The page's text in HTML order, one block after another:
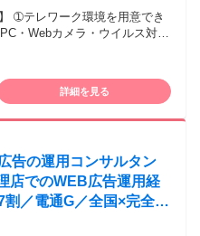
しています。
時間：1ヶ月あたり45時間）
については別途残業代を支給
払われるその他手当金額：あ
➀テレワーク環境を用意でき
・Webカメラ・ウイルス対策
・相談を適切に行える方 □
理解できる □結論と要点を整
のままにせず、自分から確認
ートナーとの チャット・オ
◆制作進行・制作ディレクシ
バーのマネジメント経験 ◆社
めた経験 ◆マンガ制作・イラ
PAINT EX、Photoshop CC
の使用経験 ◆資料作成やク
詳細を見る
告の運用コンサルタン
店でのWEB広告運用経
／電通G／全国×完全在
／残業月平均4時間19分